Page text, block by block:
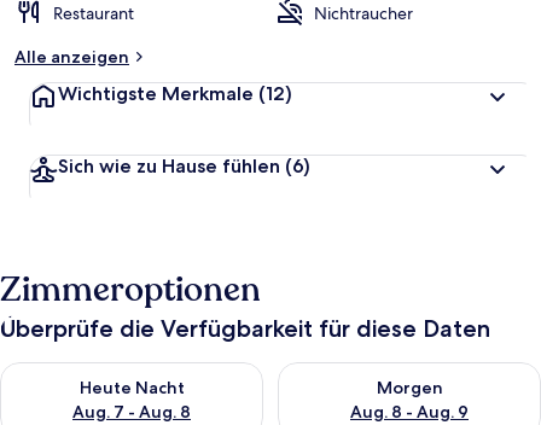
Restaurant
Nichtraucher
Alle anzeigen
Wichtigste Merkmale (12)
Sich wie zu Hause fühlen (6)
Zimmeroptionen
Überprüfe die Verfügbarkeit für diese Daten
Heute Nacht
Aug. 7 - Aug. 8
Überprüfe die Verfügbarkeit für heute Nacht, Aug. 7 - Aug. 8.
Morgen
Aug. 8 - Aug. 9
Überprüfe die Verfügbarkeit